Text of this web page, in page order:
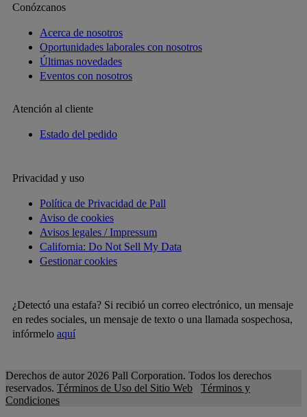
Conózcanos
Acerca de nosotros
Oportunidades laborales con nosotros
Últimas novedades
Eventos con nosotros
Atención al cliente
Estado del pedido
Privacidad y uso
Política de Privacidad de Pall
Aviso de cookies
Avisos legales / Impressum
California: Do Not Sell My Data
Gestionar cookies
¿Detectó una estafa? Si recibió un correo electrónico, un mensaje
en redes sociales, un mensaje de texto o una llamada sospechosa,
infórmelo aquí
Derechos de autor 2026 Pall Corporation. Todos los derechos
reservados. Términos de Uso del Sitio Web
Términos y
Condiciones